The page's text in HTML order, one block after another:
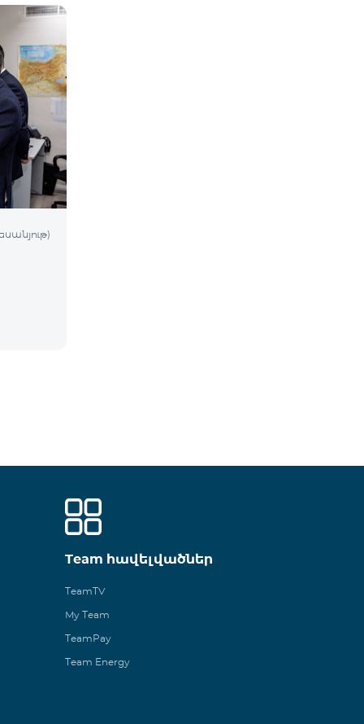
Team հավելվածներ
TeamTV
My Team
TeamPay
Team Energy